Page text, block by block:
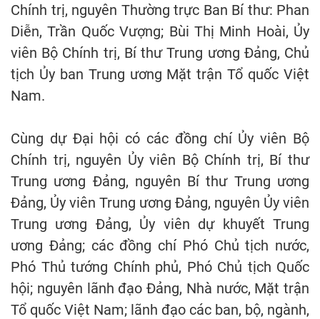
Chính trị, nguyên Thường trực Ban Bí thư: Phan
Diễn, Trần Quốc Vượng; Bùi Thị Minh Hoài, Ủy
viên Bộ Chính trị, Bí thư Trung ương Đảng, Chủ
tịch Ủy ban Trung ương Mặt trận Tổ quốc Việt
Nam.
Cùng dự Đại hội có các đồng chí Ủy viên Bộ
Chính trị, nguyên Ủy viên Bộ Chính trị, Bí thư
Trung ương Đảng, nguyên Bí thư Trung ương
Đảng, Ủy viên Trung ương Đảng, nguyên Ủy viên
Trung ương Đảng, Ủy viên dự khuyết Trung
ương Đảng; các đồng chí Phó Chủ tịch nước,
Phó Thủ tướng Chính phủ, Phó Chủ tịch Quốc
hội; nguyên lãnh đạo Đảng, Nhà nước, Mặt trận
Tổ quốc Việt Nam; lãnh đạo các ban, bộ, ngành,